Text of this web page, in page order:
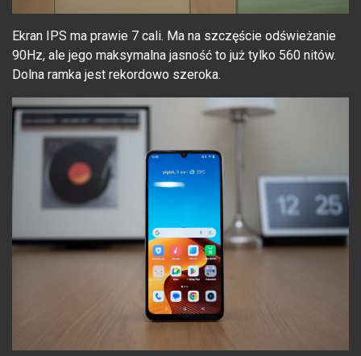
Ekran IPS ma prawie 7 cali. Ma na szczęście odświeżanie
90Hz, ale jego maksymalna jasność to już tylko 560 nitów.
Dolna ramka jest rekordowo szeroka.